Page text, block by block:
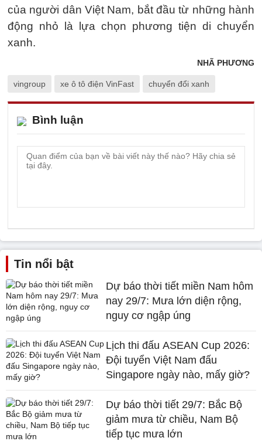
của người dân Việt Nam, bắt đầu từ những hành
động nhỏ là lựa chọn phương tiện di chuyển
xanh.
NHÃ PHƯƠNG
vingroup xe ô tô điện VinFast chuyển đổi xanh
Bình luận
Tin nổi bật
Dự báo thời tiết miền Nam hôm
nay 29/7: Mưa lớn diện rộng,
nguy cơ ngập úng
Lịch thi đấu ASEAN Cup 2026:
Đội tuyển Việt Nam đấu
Singapore ngày nào, mấy giờ?
Dự báo thời tiết 29/7: Bắc Bộ
giảm mưa từ chiều, Nam Bộ
tiếp tục mưa lớn